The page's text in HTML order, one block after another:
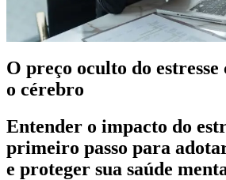
O preço oculto do
o cérebro
Entender o impacto do
primeiro passo para
e proteger sua saúde